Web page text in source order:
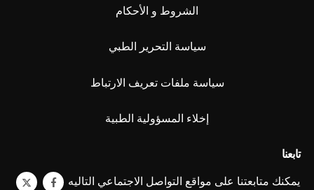
الشروط و الأحكام
سياسة التحرير الطبي
سياسة ملفات تعريف الارتباط
إخلاء المسؤولية الطبية
تابعنا
يمكنك متابعتنا على مواقع التواصل الاجتماعي التاليه